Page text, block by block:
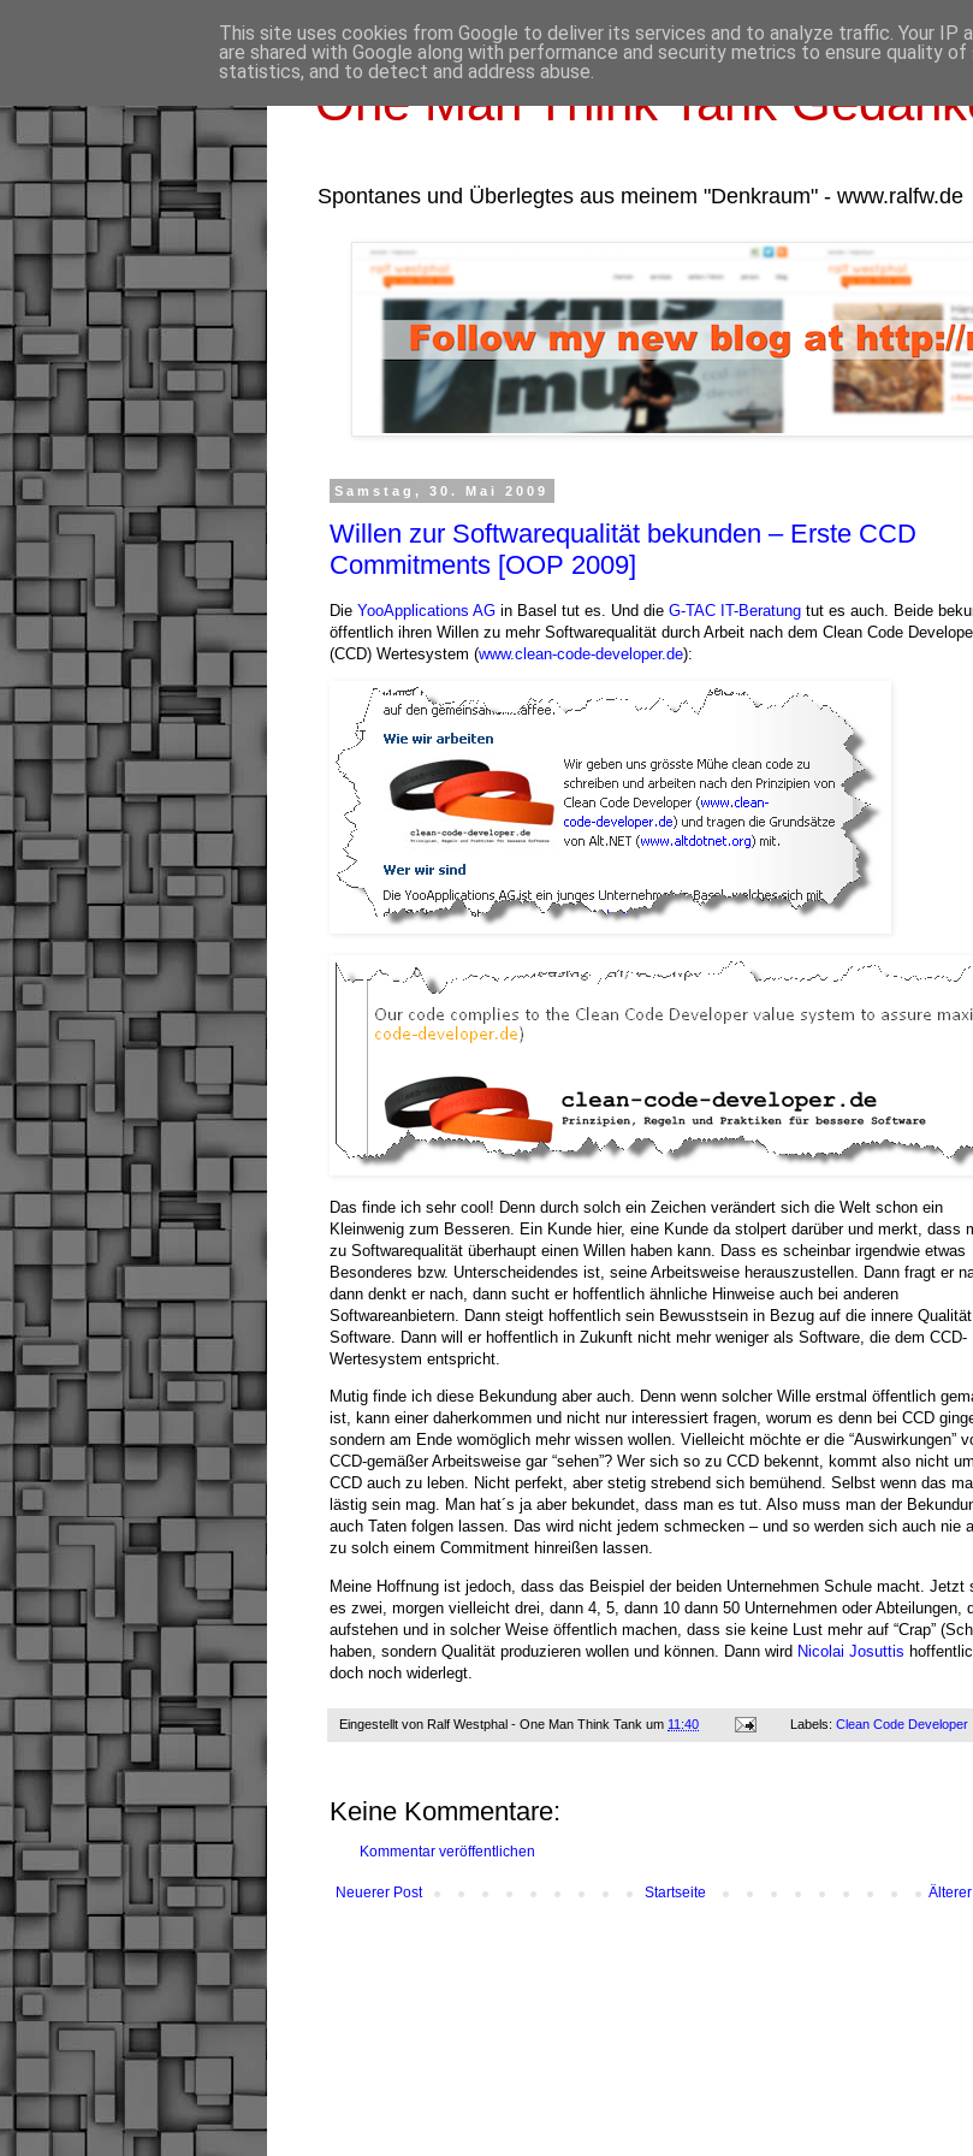
One Man Think Tank
Spontanes und Überlegtes aus meinem "Denkraum" - www.ralfw.de
Samstag, 30. Mai 2009
Willen zur Softwarequalität bekunden – Erste CCD
Commitments [OOP 2009]
Die YooApplications AG in Basel tut es. Und die G-TAC IT-Beratung tut es auch. Beide
öffentlich ihren Willen zu mehr Softwarequalität durch Arbeit nach dem Clean Code
(CCD) Wertesystem (www.clean-code-developer.de):
Das finde ich sehr cool! Denn durch solch ein Zeichen verändert sich die Welt schon ein
Kleinwenig zum Besseren. Ein Kunde hier, eine Kunde da stolpert darüber und merkt, dass
zu Softwarequalität überhaupt einen Willen haben kann. Dass es scheinbar irgendwie etwas
Besonderes bzw. Unterscheidendes ist, seine Arbeitsweise herauszustellen. Dann fragt er
dann denkt er nach, dann sucht er hoffentlich ähnliche Hinweise auch bei anderen
Softwareanbietern. Dann steigt hoffentlich sein Bewusstsein in Bezug auf die innere
Software. Dann will er hoffentlich in Zukunft nicht mehr weniger als Software, die dem CCD-
Wertesystem entspricht.
Mutig finde ich diese Bekundung aber auch. Denn wenn solcher Wille erstmal öffentlich
ist, kann einer daherkommen und nicht nur interessiert fragen, worum es denn bei CCD
sondern am Ende womöglich mehr wissen wollen. Vielleicht möchte er die “Auswirkungen”
CCD-gemäßer Arbeitsweise gar “sehen”? Wer sich so zu CCD bekennt, kommt also nicht
CCD auch zu leben. Nicht perfekt, aber stetig strebend sich bemühend. Selbst wenn das mal
lästig sein mag. Man hat´s ja aber bekundet, dass man es tut. Also muss man der
auch Taten folgen lassen. Das wird nicht jedem schmecken – und so werden sich auch nie
zu solch einem Commitment hinreißen lassen.
Meine Hoffnung ist jedoch, dass das Beispiel der beiden Unternehmen Schule macht. Jetzt
es zwei, morgen vielleicht drei, dann 4, 5, dann 10 dann 50 Unternehmen oder Abteilungen,
aufstehen und in solcher Weise öffentlich machen, dass sie keine Lust mehr auf “Crap”
haben, sondern Qualität produzieren wollen und können. Dann wird Nicolai Josuttis
doch noch widerlegt.
Eingestellt von Ralf Westphal - One Man Think Tank um 11:40 Labels: Clean Code Developer
Keine Kommentare:
Kommentar veröffentlichen
Neuerer Post Startseite
This site uses cookies from Google to deliver its services and to analyze traffic. Your IP
are shared with Google along with performance and security metrics to ensure quality of
statistics, and to detect and address abuse.